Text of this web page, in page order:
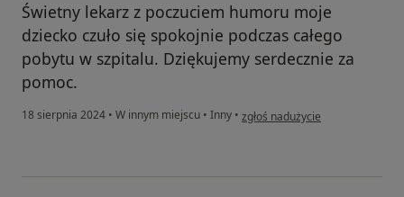
Świetny lekarz z poczuciem humoru moje
dziecko czuło się spokojnie podczas całego
pobytu w szpitalu. Dziękujemy serdecznie za
pomoc.
18 sierpnia 2024 • W innym miejscu • Inny • w opinii użytkownika Joanna
zgłoś nadużycie